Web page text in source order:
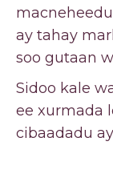
macneheedu
ay tahay
soo gutaan
Sidoo kale
ee xurmada
cibaadadu